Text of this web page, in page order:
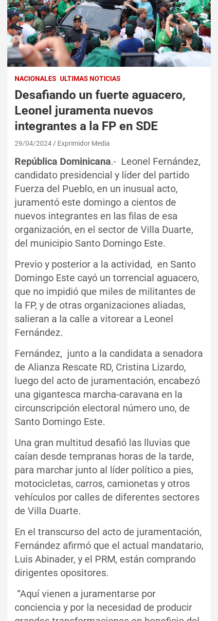
NACIONALES ULTIMAS NOTICIAS
Desafiando un fuerte aguacero,
Leonel juramenta nuevos
integrantes a la FP en SDE
29/04/2024 Exprimidor Media
República Dominicana.- Leonel Fernández,
candidato presidencial y líder del partido
Fuerza del Pueblo, en un inusual acto,
juramentó este domingo a cientos de
nuevos integrantes en las filas de esa
organización, en el sector de Villa Duarte,
del municipio Santo Domingo Este.
Previo y posterior a la actividad, en Santo
Domingo Este cayó un torrencial aguacero,
que no impidió que miles de militantes de
la FP, y de otras organizaciones aliadas,
salieran a la calle a vitorear a Leonel
Fernández.
Fernández, junto a la candidata a senadora
de Alianza Rescate RD, Cristina Lizardo,
luego del acto de juramentación, encabezó
una gigantesca marcha-caravana en la
circunscripción electoral número uno, de
Santo Domingo Este.
Una gran multitud desafió las lluvias que
caían desde tempranas horas de la tarde,
para marchar junto al líder político a pies,
motocicletas, carros, camionetas y otros
vehículos por calles de diferentes sectores
de Villa Duarte.
En el transcurso del acto de juramentación,
Fernández afirmó que el actual mandatario,
Luis Abinader, y el PRM, están comprando
dirigentes opositores.
“Aquí vienen a juramentarse por
conciencia y por la necesidad de producir